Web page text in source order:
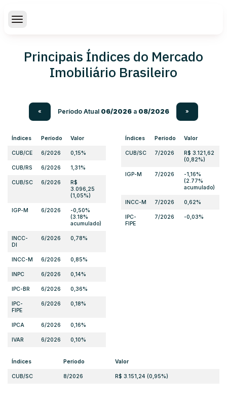
Principais Índices do Mercado
Imobiliário Brasileiro
« Período Atual 06/2026 a 08/2026 »
Índices Período Valor
CUB/CE 6/2026 0,15%
CUB/RS 6/2026 1,31%
CUB/SC 6/2026
R$
3.096,25
(1,05%)
IGP-M 6/2026
-0,50%
(3.18%
acumulado)
INCC-
DI
6/2026 0,78%
INCC-M 6/2026 0,85%
INPC 6/2026 0,14%
IPC-BR 6/2026 0,36%
IPC-
FIPE
6/2026 0,18%
IPCA 6/2026 0,16%
IVAR 6/2026 0,10%
Índices Período Valor
CUB/SC 7/2026
R$ 3.121,62
(0,82%)
IGP-M 7/2026
-1,16%
(2.77%
acumulado)
INCC-M 7/2026 0,62%
IPC-
FIPE
7/2026 -0,03%
Índices Período Valor
CUB/SC 8/2026 R$ 3.151,24 (0,95%)